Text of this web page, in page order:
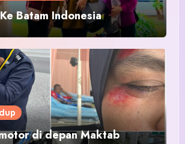
Batam Indonesia
di depan Maktab